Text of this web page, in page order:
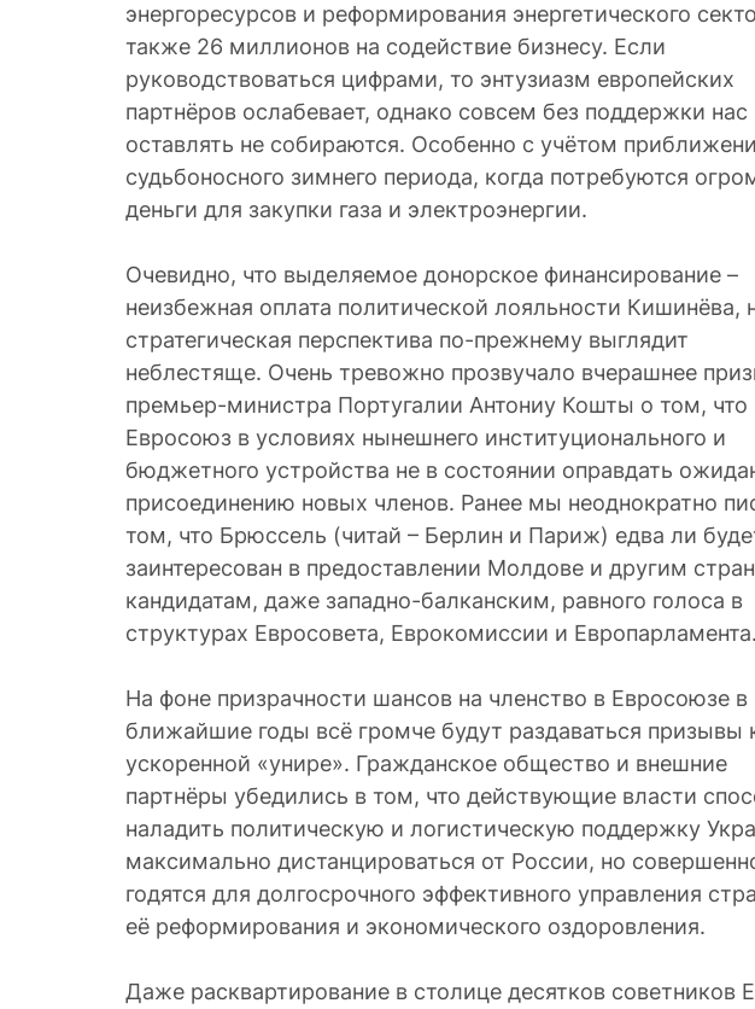
энергоресурсов и реформирования энергетического
также 26 миллионов на содействие бизнесу. Если
руководствоваться цифрами, то энтузиазм европейских
партнёров ослабевает, однако совсем без поддержки нас
оставлять не собираются. Особенно с учётом
судьбоносного зимнего периода, когда потребуются
деньги для закупки газа и электроэнергии.
Очевидно, что выделяемое донорское финансирование –
неизбежная оплата политической лояльности Кишинёва,
стратегическая перспектива по-прежнему выглядит
неблестяще. Очень тревожно прозвучало вчерашнее
премьер-министра Португалии Антониу Кошты о том, что
Евросоюз в условиях нынешнего институционального и
бюджетного устройства не в состоянии оправдать
присоединению новых членов. Ранее мы неоднократно
том, что Брюссель (читай – Берлин и Париж) едва ли
заинтересован в предоставлении Молдове и другим
кандидатам, даже западно-балканским, равного голоса в
структурах Евросовета, Еврокомиссии и Европарламента.
На фоне призрачности шансов на членство в Евросоюзе в
ближайшие годы всё громче будут раздаваться призывы
ускоренной «унире». Гражданское общество и внешние
партнёры убедились в том, что действующие власти
наладить политическую и логистическую поддержку
максимально дистанцироваться от России, но
годятся для долгосрочного эффективного управления
её реформирования и экономического оздоровления.
Даже расквартирование в столице десятков советников